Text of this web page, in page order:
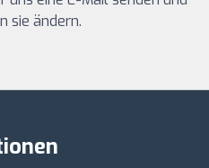
sie ändern.